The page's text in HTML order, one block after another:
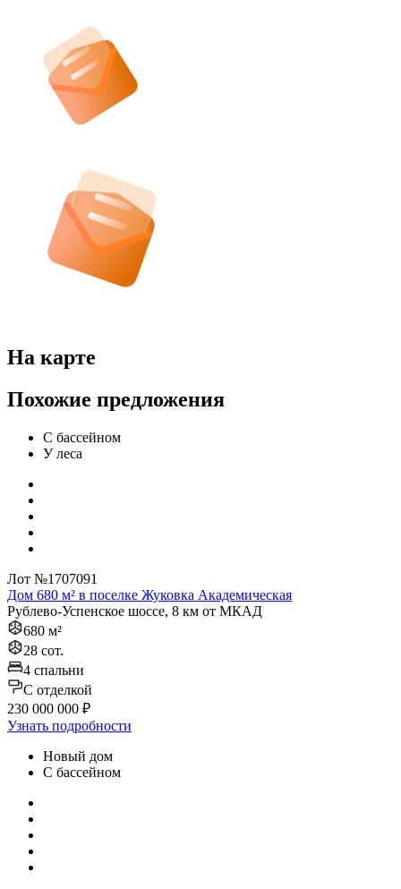
На карте
Похожие предложения
С бассейном
У леса
Лот №1707091
Дом 680 м² в поселке Жуковка Академическая
Рублево-Успенское шоссе, 8 км от МКАД
680 м²
28 сот.
4 спальни
C отделкой
230 000 000 ₽
Узнать подробности
Новый дом
С бассейном